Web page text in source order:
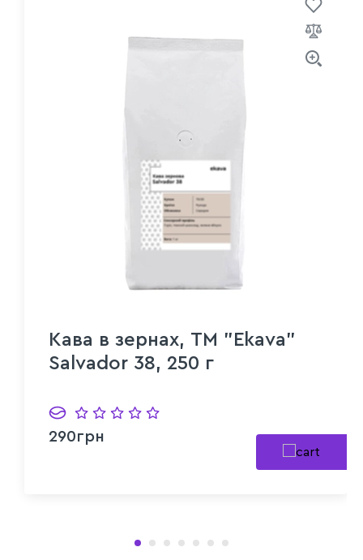
Кава в зернах, ТМ "Ekava"
Salvador 38, 250 г
290грн